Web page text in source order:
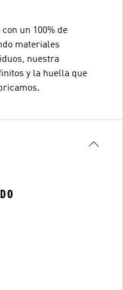
un 100% de
materiales
nuestra
y la huella que